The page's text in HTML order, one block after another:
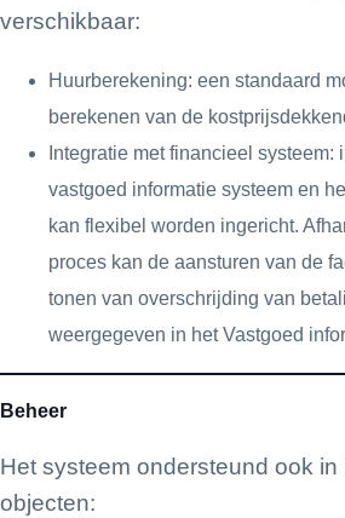
verschikbaar:
Huurberekening: een standaard
berekenen van de
Integratie met financieel systeem:
vastgoed informatie systeem en
kan flexibel worden ingericht.
proces kan de aansturen van de
tonen van overschrijding van
weergegeven in het Vastgoed
Beheer
Het systeem ondersteund ook
objecten: